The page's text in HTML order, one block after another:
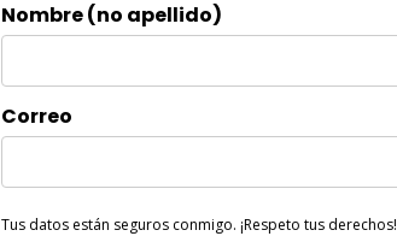
Nombre (no apellido)
Correo
Tus datos están seguros conmigo. ¡Respeto tus derechos!